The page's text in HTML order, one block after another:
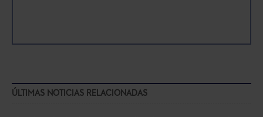
ÚLTIMAS NOTICIAS RELACIONADAS